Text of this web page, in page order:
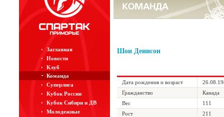
Заглавная
Новости
Клуб
Команда
Суперлига
Кубок России
Кубок Сибири и ДВ
Молодежные
Шон Денисон
Дата рождения и возраст
Гражданство
Канада
Вес
111
Рост
211